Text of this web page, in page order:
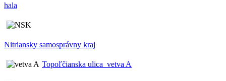
hala
Nitriansky samosprávny kraj
Topoľčianska ulica_vetva A